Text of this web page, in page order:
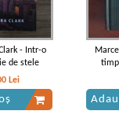
- Intr-o
de stele
Lei